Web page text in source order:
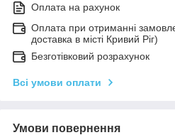
Оплата на рахунок
Оплата при отриманні
доставка в місті Кривий Ріг)
Безготівковий розрахунок
Всі умови оплати
Умови повернення